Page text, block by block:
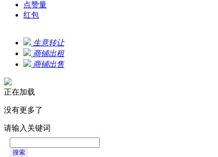
点赞量
红包
生意转让
商铺出租
商铺出售
正在加载
没有更多了
请输入关键词
搜索